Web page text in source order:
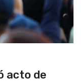
acto de